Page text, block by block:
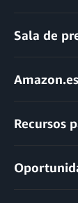
Sala de
Amazon.es
Recursos